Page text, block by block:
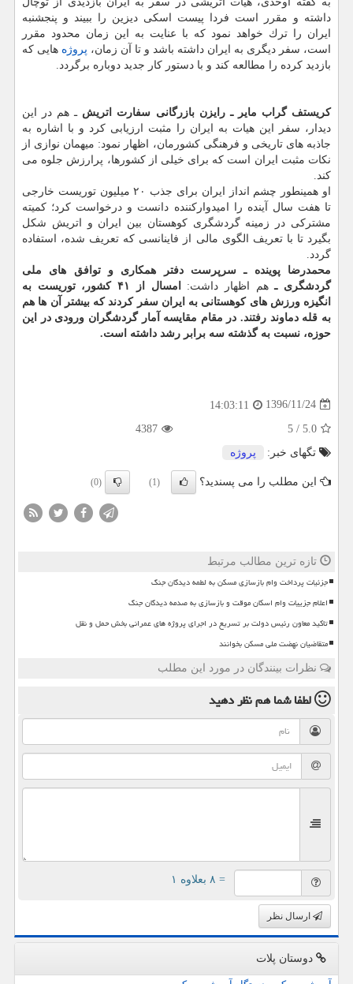
داشته و مقرر است فردا پیست اسكی دیزین را ببیند و پنجشنبه
ایران را ترك خواهد نمود كه با عنایت به این زمان محدود مقرر
است، سفر دیگری به ایران داشته باشد و تا آن زمان، پروژه هایی كه
بازدید كرده را مطالعه كند و با دستور كار جدید دوباره برگردد.
كریستف گراب مایر ـ رایزن بازرگانی سفارت اتریشـ هم در این
دیدار، سفر این هیات به ایران را مثبت ارزیابی كرد و با اشاره به
جاذبه های تاریخی و فرهنگی كشورمان، اظهار نمود: میهمان نوازی از
نكات مثبت ایران است كه برای خیلی از كشورها، پرارزش جلوه می
كند.
او همینطور چشم انداز ایران برای جذب ۲۰ میلیون توریست خارجی
تا هفت سال آینده را امیدواركننده دانست و درخواست كرد؛ كمیته
مشتركی در زمینه گردشگری كوهستان بین ایران و اتریش شكل
بگیرد تا با تعریف الگوی مالی از فاینانسی كه تعریف شده، استفاده
گردد.
محمدرضا پوینده ـ سرپرست دفتر همكاری و توافق های ملی
گردشگری ـهم اظهار داشت:
امسال از ۴۱ كشور، توریست به
انگیزه ورزش های كوهستانی به ایران سفر كردند كه بیشتر آن ها هم
به قله دماوند رفتند. در مقام مقایسه آمار گردشگران ورودی در این
حوزه، نسبت به گذشته سه برابر رشد داشته است.
1396/11/24
14:03:11
5.0
/
5
4387
تگهای خبر:
پروژه
این مطلب را می پسندید؟ (1)
(0)
تازه ترین مطالب مرتبط
جزئیات پرداخت وام بازسازی مسکن به لطمه دیدگان جنگ
اعلام جزییات وام اسکان موقت و بازسازی به صدمه دیدگان جنگ
تاکید معاون رئیس دولت بر تسریع در اجرای پروژه های عمرانی بخش حمل و نقل
متقاضیان نهضت ملی مسکن بخوانند
نظرات بینندگان در مورد این مطلب
لطفا شما همنظر دهید
= ۸ بعلاوه ۱
ارسال نظر
دوستان پلات